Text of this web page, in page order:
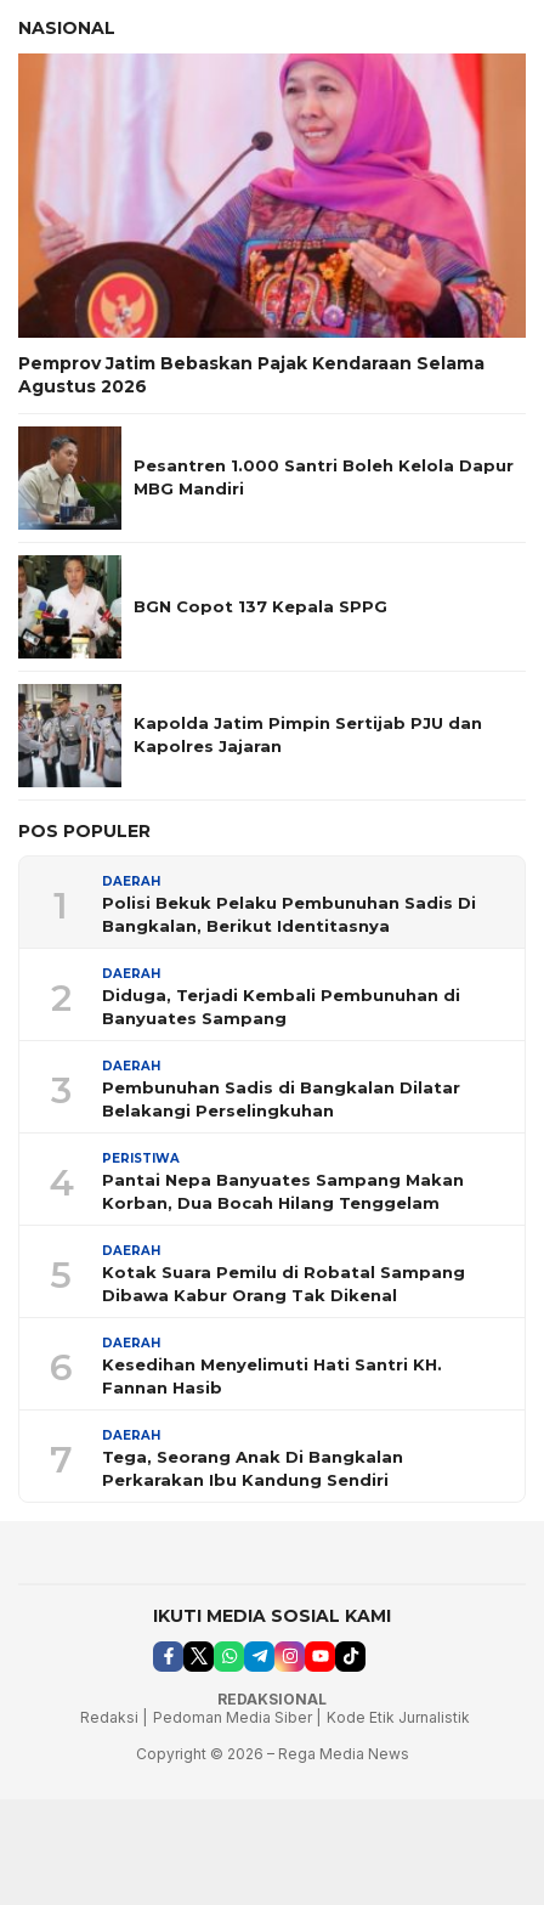
NASIONAL
Pemprov Jatim Bebaskan Pajak Kendaraan Selama
Agustus 2026
Pesantren 1.000 Santri Boleh Kelola Dapur
MBG Mandiri
BGN Copot 137 Kepala SPPG
Kapolda Jatim Pimpin Sertijab PJU dan
Kapolres Jajaran
POS POPULER
1
DAERAH
Polisi Bekuk Pelaku Pembunuhan Sadis Di
Bangkalan, Berikut Identitasnya
2
DAERAH
Diduga, Terjadi Kembali Pembunuhan di
Banyuates Sampang
3
DAERAH
Pembunuhan Sadis di Bangkalan Dilatar
Belakangi Perselingkuhan
4
PERISTIWA
Pantai Nepa Banyuates Sampang Makan
Korban, Dua Bocah Hilang Tenggelam
5
DAERAH
Kotak Suara Pemilu di Robatal Sampang
Dibawa Kabur Orang Tak Dikenal
6
DAERAH
Kesedihan Menyelimuti Hati Santri KH.
Fannan Hasib
7
DAERAH
Tega, Seorang Anak Di Bangkalan
Perkarakan Ibu Kandung Sendiri
IKUTI MEDIA SOSIAL KAMI
REDAKSIONAL
Redaksi |
Pedoman Media Siber |
Kode Etik Jurnalistik
Copyright © 2026 – Rega Media News